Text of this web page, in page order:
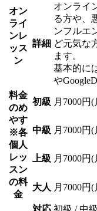
オン
ライ
ンレ
ッス
ン
詳細
オンライ
る方や、
ンフルエ
ど元気な
ます。
基本的に
や
料金
のめ
やす
※各
個人
レッ
スン
の料
金
初級 月7000円
中級 月7000円
上級 月7000円
大人 月7000円
対応 初級 / 中